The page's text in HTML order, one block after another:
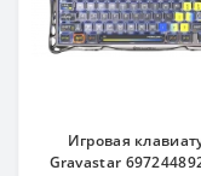
Игровая
Gravastar